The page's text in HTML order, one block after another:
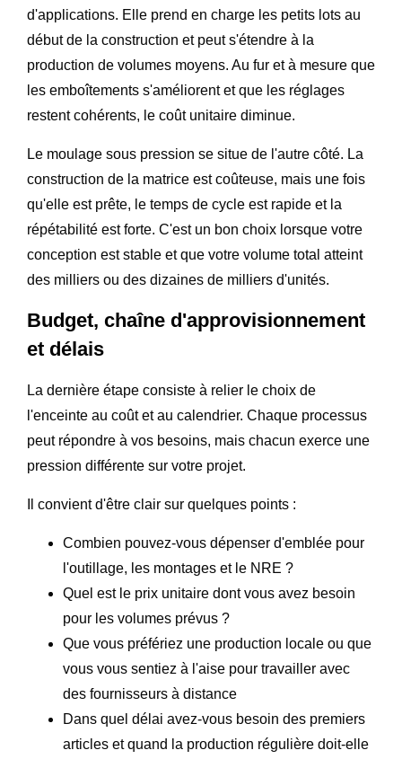
d'applications. Elle prend en charge les petits lots au
début de la construction et peut s'étendre à la
production de volumes moyens. Au fur et à mesure que
les emboîtements s'améliorent et que les réglages
restent cohérents, le coût unitaire diminue.
Le moulage sous pression se situe de l'autre côté. La
construction de la matrice est coûteuse, mais une fois
qu'elle est prête, le temps de cycle est rapide et la
répétabilité est forte. C'est un bon choix lorsque votre
conception est stable et que votre volume total atteint
des milliers ou des dizaines de milliers d'unités.
Budget, chaîne d'approvisionnement
et délais
La dernière étape consiste à relier le choix de
l'enceinte au coût et au calendrier. Chaque processus
peut répondre à vos besoins, mais chacun exerce une
pression différente sur votre projet.
Il convient d'être clair sur quelques points :
Combien pouvez-vous dépenser d'emblée pour
l'outillage, les montages et le NRE ?
Quel est le prix unitaire dont vous avez besoin
pour les volumes prévus ?
Que vous préfériez une production locale ou que
vous vous sentiez à l'aise pour travailler avec
des fournisseurs à distance
Dans quel délai avez-vous besoin des premiers
articles et quand la production régulière doit-elle